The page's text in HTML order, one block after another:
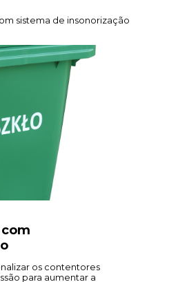
sistema de insonorização
os contentores
para aumentar a